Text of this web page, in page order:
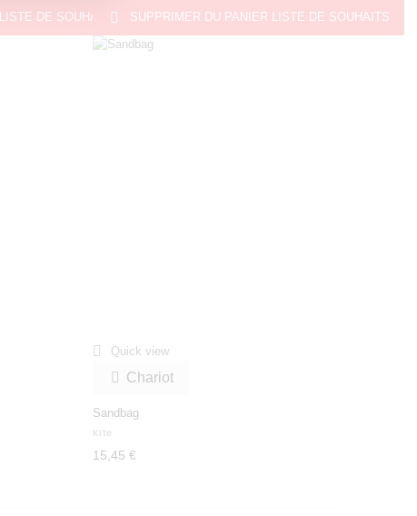
LISTE DE SOUHAITS SUPPRIMER DU PANIER LISTE DE SOUHAITS
 Quick view
 Chariot
Sandbag
Kite
15,45 €